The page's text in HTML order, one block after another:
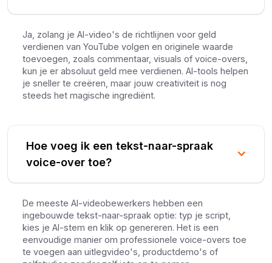
Ja, zolang je AI-video's de richtlijnen voor geld
verdienen van YouTube volgen en originele waarde
toevoegen, zoals commentaar, visuals of voice-overs,
kun je er absoluut geld mee verdienen. AI-tools helpen
je sneller te creëren, maar jouw creativiteit is nog
steeds het magische ingrediënt.
Hoe voeg ik een tekst-naar-spraak
voice-over toe?
De meeste AI-videobewerkers hebben een
ingebouwde tekst-naar-spraak optie: typ je script,
kies je AI-stem en klik op genereren. Het is een
eenvoudige manier om professionele voice-overs toe
te voegen aan uitlegvideo's, productdemo's of